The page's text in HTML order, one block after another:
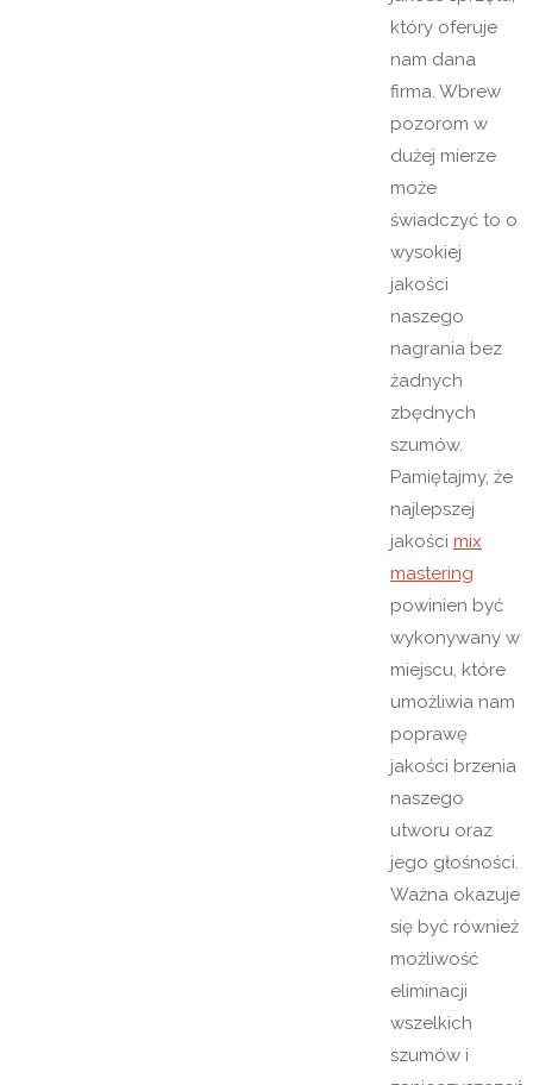
który oferuje
nam dana
firma. Wbrew
pozorom w
dużej mierze
może
świadczyć to o
wysokiej
jakości
naszego
nagrania bez
żadnych
zbędnych
szumów.
Pamiętajmy, że
najlepszej
jakości mix
mastering
powinien być
wykonywany w
miejscu, które
umożliwia nam
poprawę
jakości brzenia
naszego
utworu oraz
jego głośności.
Ważna okazuje
się być również
możliwość
eliminacji
wszelkich
szumów i